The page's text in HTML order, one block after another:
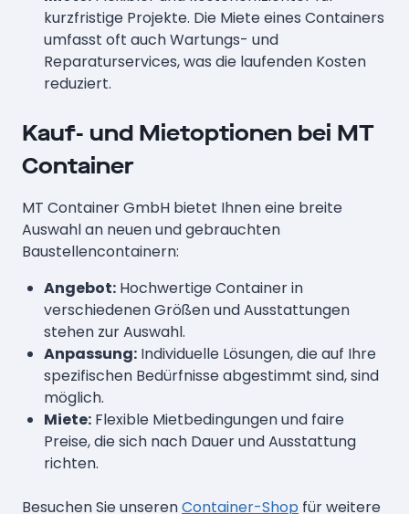
kurzfristige Projekte. Die Miete eines Containers
umfasst oft auch Wartungs- und
Reparaturservices, was die laufenden Kosten
reduziert.
Kauf- und Mietoptionen bei MT
Container
MT Container GmbH bietet Ihnen eine breite
Auswahl an neuen und gebrauchten
Baustellencontainern:
Angebot: Hochwertige Container in
verschiedenen Größen und Ausstattungen
stehen zur Auswahl.
Anpassung: Individuelle Lösungen, die auf Ihre
spezifischen Bedürfnisse abgestimmt sind, sind
möglich.
Miete: Flexible Mietbedingungen und faire
Preise, die sich nach Dauer und Ausstattung
richten.
Besuchen Sie unserenContainer-Shop für weitere